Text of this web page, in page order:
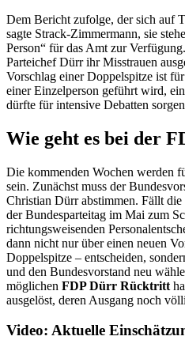
Dem Bericht zufolge, der sich auf
sagte Strack-Zimmermann, sie
Person“ für das Amt zur
Parteichef Dürr ihr Misstrauen
Vorschlag einer Doppelspitze ist
einer Einzelperson geführt wird,
dürfte für intensive Debatten
Wie geht es bei der
Die kommenden Wochen werden
sein. Zunächst muss der
Christian Dürr abstimmen. Fällt
der Bundesparteitag im Mai zum
richtungsweisenden
dann nicht nur über einen neuen
Doppelspitze – entscheiden,
und den Bundesvorstand neu
möglichen FDP Dürr Rücktritt
ausgelöst, deren Ausgang noch
Video: Aktuelle